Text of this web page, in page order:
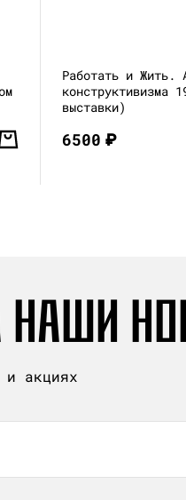
Работать и Жить.
конструктивизма
выставки)
6500₽
и акциях